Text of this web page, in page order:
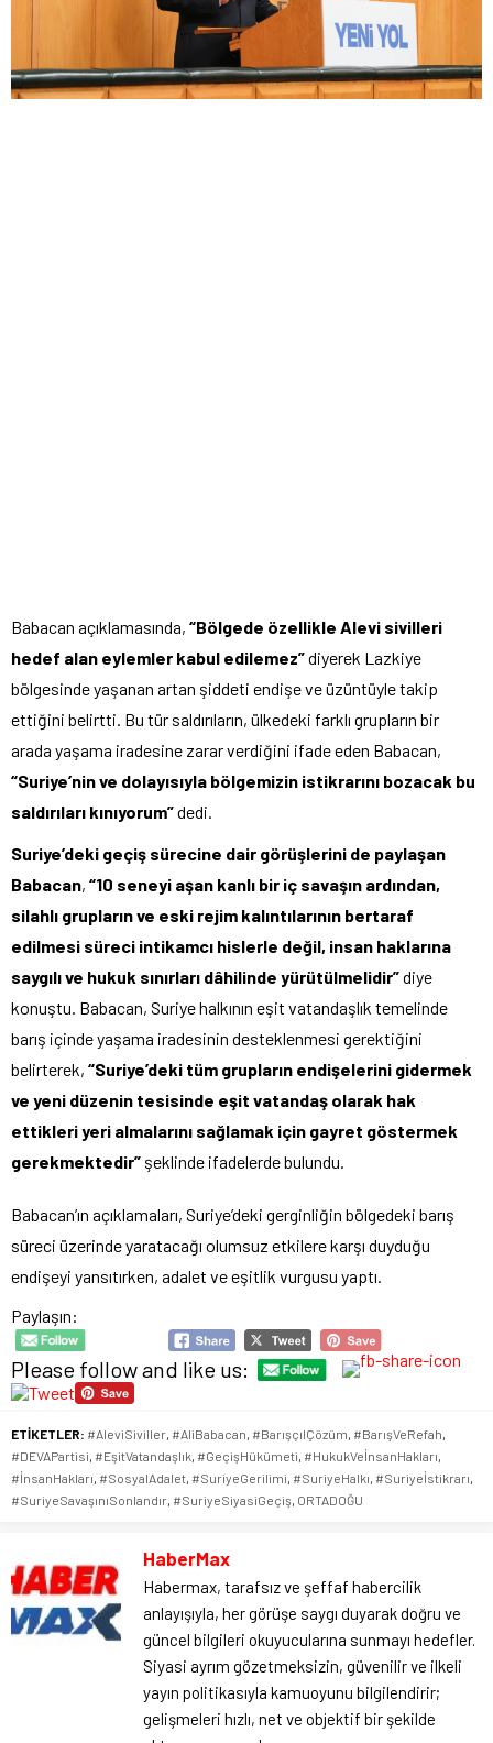
Babacan açıklamasında, “Bölgede özellikle Alevi sivilleri
hedef alan eylemler kabul edilemez”diyerek Lazkiye
bölgesinde yaşanan artan şiddeti endişe ve üzüntüyle takip
ettiğini belirtti. Bu tür saldırıların, ülkedeki farklı grupların bir
arada yaşama iradesine zarar verdiğini ifade eden Babacan,
“Suriye’nin ve dolayısıyla bölgemizin istikrarını bozacak bu
saldırıları kınıyorum”dedi.
Suriye’deki geçiş sürecine dair görüşlerini de paylaşan
Babacan, “10 seneyi aşan kanlı bir iç savaşın ardından,
silahlı grupların ve eski rejim kalıntılarının bertaraf
edilmesi süreci intikamcı hislerle değil, insan haklarına
saygılı ve hukuk sınırları dâhilinde yürütülmelidir”diye
konuştu. Babacan, Suriye halkının eşit vatandaşlık temelinde
barış içinde yaşama iradesinin desteklenmesi gerektiğini
belirterek, “Suriye’deki tüm grupların endişelerini gidermek
ve yeni düzenin tesisinde eşit vatandaş olarak hak
ettikleri yeri almalarını sağlamak için gayret göstermek
gerekmektedir” şeklinde ifadelerde bulundu.
Babacan’ın açıklamaları, Suriye’deki gerginliğin bölgedeki barış
süreci üzerinde yaratacağı olumsuz etkilere karşı duyduğu
endişeyi yansıtırken, adalet ve eşitlik vurgusu yaptı.
Paylaşın:
Please follow and like us:
ETİKETLER: #AleviSiviller, #AliBabacan, #BarışçılÇözüm, #BarışVeRefah,
#DEVAPartisi, #EşitVatandaşlık, #GeçişHükümeti, #HukukVeİnsanHakları,
#İnsanHakları, #SosyalAdalet, #SuriyeGerilimi, #SuriyeHalkı, #Suriyeİstikrarı,
#SuriyeSavaşınıSonlandır, #SuriyeSiyasiGeçiş, ORTADOĞU
HaberMax
Habermax, tarafsız ve şeffaf habercilik
anlayışıyla, her görüşe saygı duyarak doğru ve
güncel bilgileri okuyucularına sunmayı hedefler.
Siyasi ayrım gözetmeksizin, güvenilir ve ilkeli
yayın politikasıyla kamuoyunu bilgilendirir;
gelişmeleri hızlı, net ve objektif bir şekilde